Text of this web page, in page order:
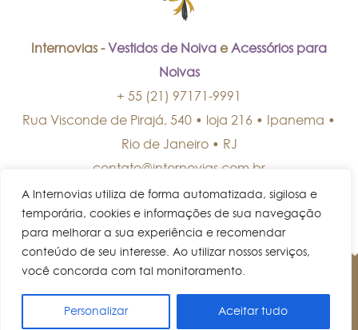
A Internovias utiliza de forma automatizada, sigilosa e
temporária, cookies e informações de sua navegação
para melhorar a sua experiência e recomendar
conteúdo de seu interesse. Ao utilizar nossos serviços,
você concorda com tal monitoramento.
Personalizar Aceitar tudo
Internovias - Vestidos de Noiva e Acessórios para
Noivas
+ 55 (21) 97171-9991
Rua Visconde de Pirajá, 540 • loja 216 • Ipanema •
Rio de Janeiro• RJ
contato@internovias.com.br